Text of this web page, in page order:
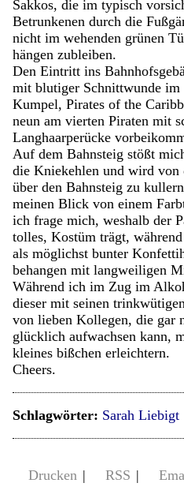
Sakkos, die im typisch
Betrunkenen durch die
nicht im wehenden grünen
hängen zubleiben.
Den Eintritt ins
mit blutiger Schnittwunde im
Kumpel, Pirates of the
neun am vierten Piraten mit
Langhaarperücke
Auf dem Bahnsteig stößt
die Kniekehlen und wird von
über den Bahnsteig zu
meinen Blick von einem
ich frage mich, weshalb der
tolles, Kostüm trägt,
als möglichst bunter
behangen mit langweiligen
Während ich im Zug im
dieser mit seinen
von lieben Kollegen, die gar
glücklich aufwachsen kann,
kleines bißchen erleichtern.
Cheers.
Schlagwörter: Sarah Liebigt
Drucken | RSS |